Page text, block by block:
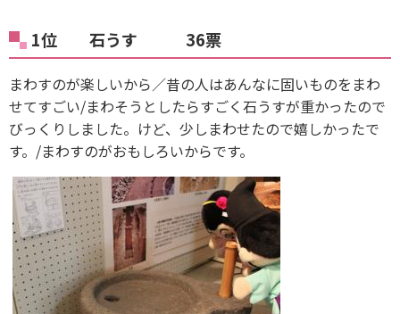
1位 石うす 36票
まわすのが楽しいから／昔の人はあんなに固いものをまわ
せてすごい/まわそうとしたらすごく石うすが重かったので
びっくりしました。けど、少しまわせたので嬉しかったで
す。/まわすのがおもしろいからです。